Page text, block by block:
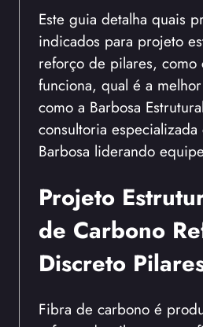
Este guia detalha quais
indicados para projeto
reforço de pilares, como
funciona, qual é a
como a Barbosa
consultoria
Barbosa liderando
Projeto
de Carbono
Discreto
Fibra de carbono é